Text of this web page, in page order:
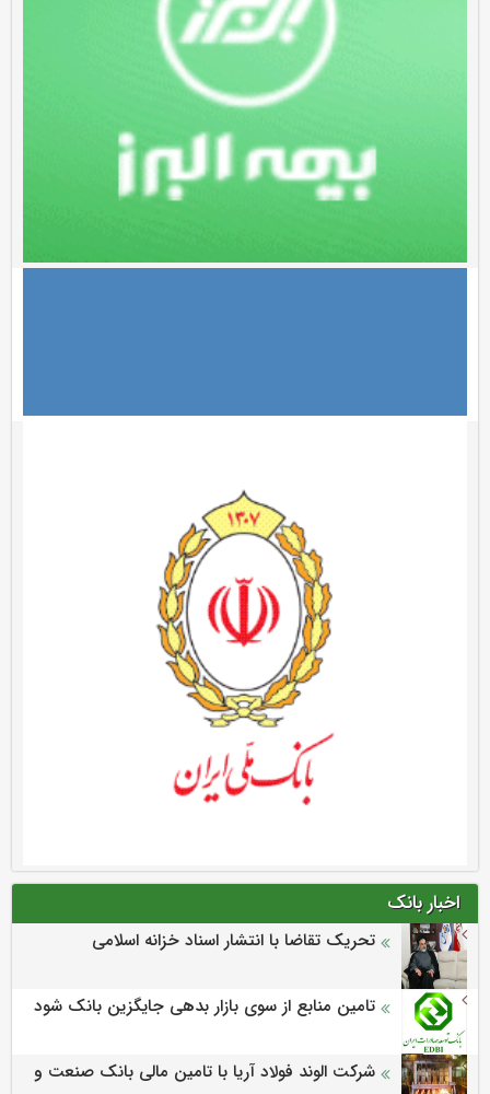
اخبار بانک
تحریک تقاضا با انتشار اسناد خزانه اسلامی
تامین منابع از سوی بازار بدهی جایگزین بانک شود
شرکت الوند فولاد آریا با تامین مالی بانک صنعت و